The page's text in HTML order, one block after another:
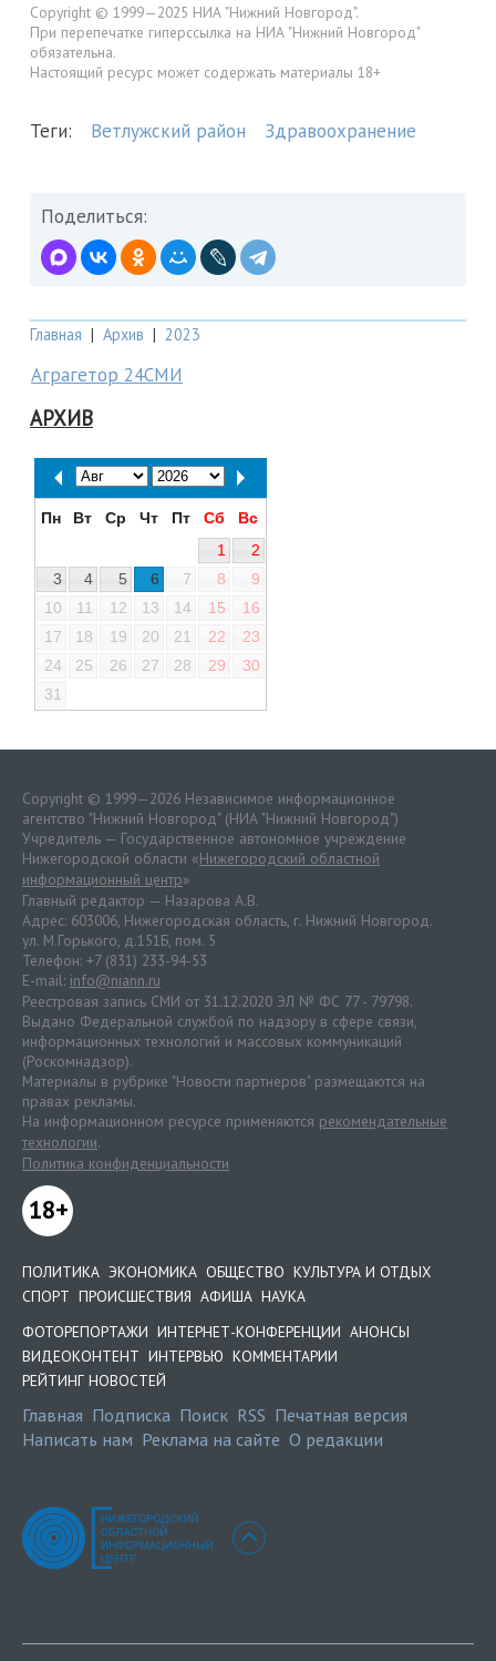
Copyright © 1999—2025 НИА "Нижний Новгород".
При перепечатке гиперссылка на НИА "Нижний Новгород"
обязательна.
Настоящий ресурс может содержать материалы 18+
Теги: Ветлужский район Здравоохранение
Поделиться:
Главная | Архив | 2023
Аграгетор 24СМИ
АРХИВ
Пн Вт Ср Чт Пт Сб
Вс
1
2
3
4 5 6 7 8
9
10
11 12 13 14 15
16
17
18 19 20 21 22
23
24
25 26 27 28 29
30
31
Copyright © 1999—2026 Независимое информационное
агентство "Нижний Новгород" (НИА "Нижний Новгород")
Учредитель — Государственное автономное учреждение
Нижегородской области «Нижегородский областной
информационный центр»
Главный редактор — Назарова А.В.
Адрес: 603006, Нижегородская область, г. Нижний Новгород.
ул. М.Горького, д.151Б, пом. 5
Телефон: +7 (831) 233-94-53
E-mail: info@niann.ru
Реестровая запись СМИ от 31.12.2020 ЭЛ № ФС 77 - 79798.
Выдано Федеральной службой по надзору в сфере связи,
информационных технологий и массовых коммуникаций
(Роскомнадзор).
Материалы в рубрике "Новости партнеров" размещаются на
правах рекламы.
На информационном ресурсе применяются рекомендательные
технологии.
Политика конфиденциальности
18+
ПОЛИТИКА ЭКОНОМИКА ОБЩЕСТВО КУЛЬТУРА И ОТДЫХ
СПОРТ ПРОИСШЕСТВИЯ АФИША НАУКА
ФОТОРЕПОРТАЖИ ИНТЕРНЕТ-КОНФЕРЕНЦИИ АНОНСЫ
ВИДЕОКОНТЕНТ ИНТЕРВЬЮ КОММЕНТАРИИ
РЕЙТИНГ НОВОСТЕЙ
Главная Подписка Поиск RSS Печатная версия
Написать нам Реклама на сайте О редакции